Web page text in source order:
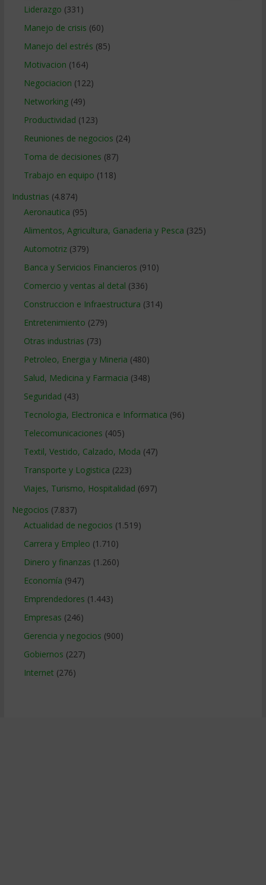
Liderazgo (331)
Manejo de crisis (60)
Manejo del estrés (85)
Motivacion (164)
Negociacion (122)
Networking(49)
Productividad (123)
Reuniones de negocios (24)
Toma de decisiones (87)
Trabajo en equipo (118)
Industrias (4.874)
Aeronautica (95)
Alimentos, Agricultura, Ganaderia y Pesca (325)
Automotriz(379)
Banca y Servicios Financieros (910)
Comercio y ventas al detal (336)
Construccion e Infraestructura (314)
Entretenimiento (279)
Otras industrias (73)
Petroleo, Energia y Mineria (480)
Salud, Medicina y Farmacia (348)
Seguridad (43)
Tecnologia, Electronica e Informatica (96)
Telecomunicaciones (405)
Textil, Vestido, Calzado, Moda (47)
Transporte y Logistica (223)
Viajes, Turismo, Hospitalidad (697)
Negocios (7.837)
Actualidad de negocios (1.519)
Carrera y Empleo (1.710)
Dinero y finanzas (1.260)
Economía (947)
Emprendedores (1.443)
Empresas (246)
Gerencia y negocios (900)
Gobiernos (227)
Internet (276)